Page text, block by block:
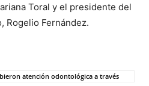
Toral y el presidente del
Rogelio Fernández.
atención odontológica a través